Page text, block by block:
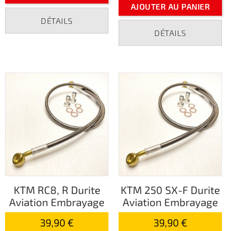
DÉTAILS
AJOUTER AU PANIER
DÉTAILS
KTM RC8, R Durite
Aviation Embrayage
39,90 €
KTM 250 SX-F Durite
Aviation Embrayage
39,90 €